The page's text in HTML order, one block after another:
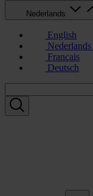
Nederlands
English
Français
Deutsch